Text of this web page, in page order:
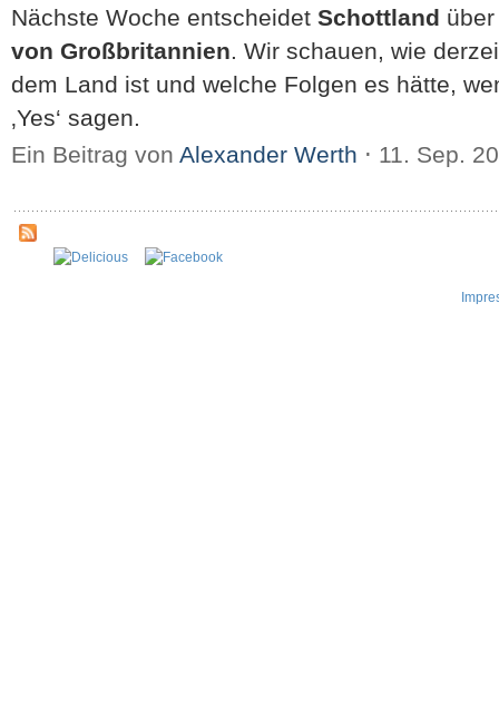
Nächste Woche entscheidet Schottland
von Großbritannien. Wir schauen, wie
dem Land ist und welche Folgen es hätte,
‚Yes‘ sagen.
Ein Beitrag von Alexander Werth ⋅ 11. Sep.